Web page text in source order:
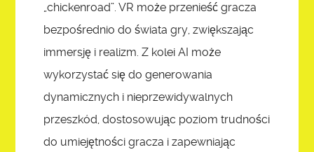
„chickenroad”. VR może przenieść gracza
bezpośrednio do świata gry, zwiększając
immersję i realizm. Z kolei AI może
wykorzystać się do generowania
dynamicznych i nieprzewidywalnych
przeszkód, dostosowując poziom trudności
do umiejętności gracza i zapewniając